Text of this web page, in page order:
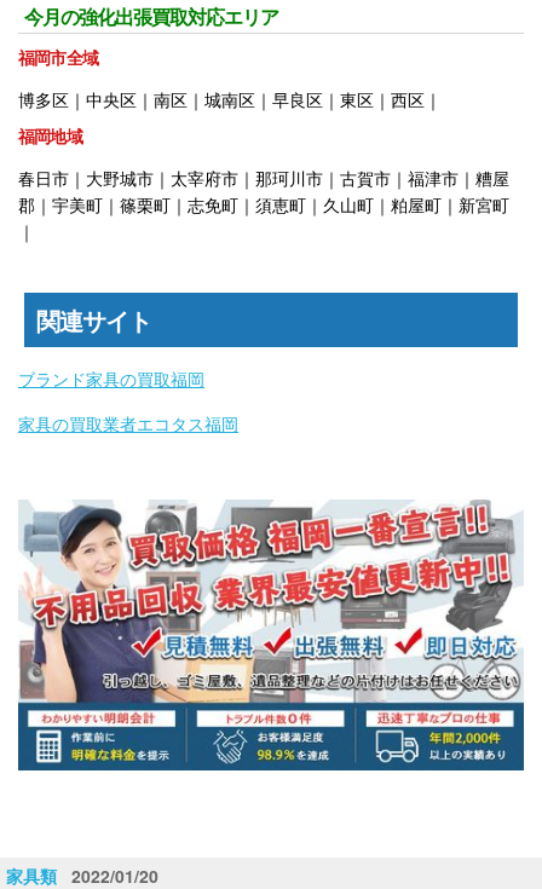
今月の強化出張買取対応エリア
福岡市全域
博多区｜中央区｜南区｜城南区｜早良区｜東区｜西区｜
福岡地域
春日市｜大野城市｜太宰府市｜那珂川市｜古賀市｜福津市｜糟屋
郡｜宇美町｜篠栗町｜志免町｜須恵町｜久山町｜粕屋町｜新宮町
｜
関連サイト
ブランド家具の買取福岡
家具の買取業者エコタス福岡
家具類 2022/01/20